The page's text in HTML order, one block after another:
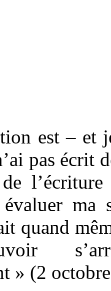
est – et
pas écrit
ma
quand
» (2